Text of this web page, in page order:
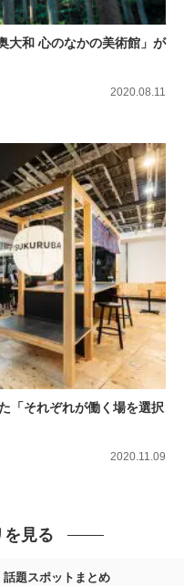
和 心のなかの美術館」が
2020.08.11
「それぞれが働く場を選択
2020.11.09
見る
話題スポットまとめ